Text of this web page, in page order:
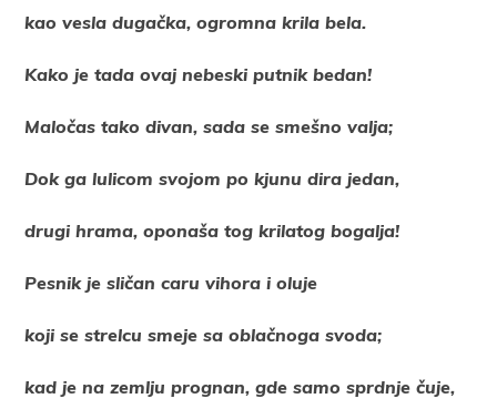
kao vesla dugačka, ogromna krila bela.
Kako je tada ovaj nebeski putnik bedan!
Maločas tako divan, sada se smešno valja;
Dok ga lulicom svojom po kjunu dira jedan,
drugi hrama, oponaša tog krilatog bogalja!
Pesnik je sličan caru vihora i oluje
koji se strelcu smeje sa oblačnoga svoda;
kad je na zemlju prognan, gde samo sprdnje čuje,